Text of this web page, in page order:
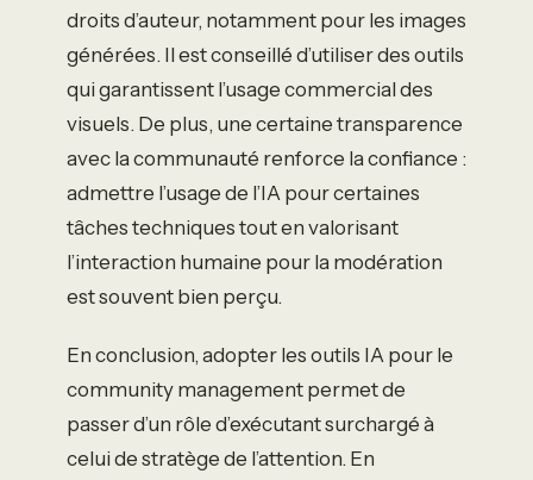
droits d’auteur, notamment pour les images
générées. Il est conseillé d’utiliser des outils
qui garantissent l’usage commercial des
visuels. De plus, une certaine transparence
avec la communauté renforce la confiance :
admettre l’usage de l’IA pour certaines
tâches techniques tout en valorisant
l’interaction humaine pour la modération
est souvent bien perçu.
En conclusion, adopter les outils IA pour le
community management permet de
passer d’un rôle d’exécutant surchargé à
celui de stratège de l’attention. En